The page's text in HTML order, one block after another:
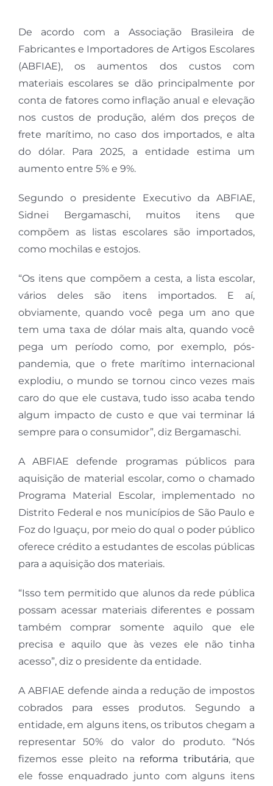
De acordo com a Associação Brasileira de
Fabricantes e Importadores de Artigos Escolares
(ABFIAE), os aumentos dos custos com
materiais escolares se dão principalmente por
conta de fatores como inflação anual e elevação
nos custos de produção, além dos preços de
frete marítimo, no caso dos importados, e alta
do dólar. Para 2025, a entidade estima um
aumento entre 5% e 9%.
Segundo o presidente Executivo da ABFIAE,
Sidnei Bergamaschi, muitos itens que
compõem as listas escolares são importados,
como mochilas e estojos.
“Os itens que compõem a cesta, a lista escolar,
vários deles são itens importados. E aí,
obviamente, quando você pega um ano que
tem uma taxa de dólar mais alta, quando você
pega um período como, por exemplo, pós-
pandemia, que o frete marítimo internacional
explodiu, o mundo se tornou cinco vezes mais
caro do que ele custava, tudo isso acaba tendo
algum impacto de custo e que vai terminar lá
sempre para o consumidor”, diz Bergamaschi.
A ABFIAE defende programas públicos para
aquisição de material escolar, como o chamado
Programa Material Escolar, implementado no
Distrito Federal e nos municípios de São Paulo e
Foz do Iguaçu, por meio do qual o poder público
oferece crédito a estudantes de escolas públicas
para a aquisição dos materiais.
“Isso tem permitido que alunos da rede pública
possam acessar materiais diferentes e possam
também comprar somente aquilo que ele
precisa e aquilo que às vezes ele não tinha
acesso”, diz o presidente da entidade.
A ABFIAE defende ainda a redução de impostos
cobrados para esses produtos. Segundo a
entidade, em alguns itens, os tributos chegam a
representar 50% do valor do produto. “Nós
fizemos esse pleito na reforma tributária, que
ele fosse enquadrado junto com alguns itens